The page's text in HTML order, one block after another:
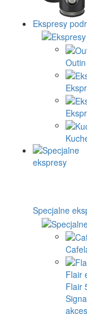
Ekspresy
Outin
Specjalne
Flair
Flair